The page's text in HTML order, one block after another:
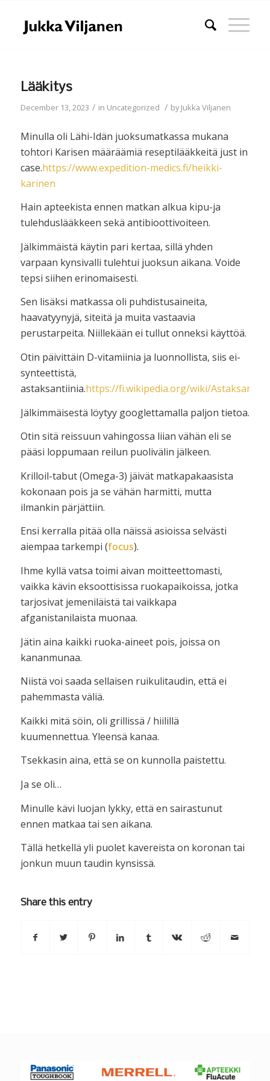
Lääkitys
December 13, 2023 / in Uncategorized / byJukka Viljanen
Minulla oli Lähi-Idän juoksumatkassa mukana
tohtori Karisen määräämiä reseptilääkkeitä just in
case.https://www.expedition-medics.fi/heikki-
karinen
Hain apteekista ennen matkan alkua kipu-ja
tulehduslääkkeen sekä antibioottivoiteen.
Jälkimmäistä käytin pari kertaa, sillä yhden
varpaan kynsivalli tulehtui juoksun aikana. Voide
tepsi siihen erinomaisesti.
Sen lisäksi matkassa oli puhdistusaineita,
haavatyynyjä, siteitä ja muita vastaavia
perustarpeita. Niillekään ei tullut onneksi käyttöä.
Otin päivittäin D-vitamiinia ja luonnollista, siis ei-
synteettistä,
astaksantiinia.https://fi.wikipedia.org/wiki/Astaksantiini
Jälkimmäisestä löytyy googlettamalla paljon tietoa.
Otin sitä reissuun vahingossa liian vähän eli se
pääsi loppumaan reilun puolivälin jälkeen.
Krilloil-tabut (Omega-3) jäivät matkapakaasista
kokonaan pois ja se vähän harmitti, mutta
ilmankin pärjättiin.
Ensi kerralla pitää olla näissä asioissa selvästi
aiempaa tarkempi (focus).
Ihme kyllä vatsa toimi aivan moitteettomasti,
vaikka kävin eksoottisissa ruokapaikoissa, jotka
tarjosivat jemeniläistä tai vaikkapa
afganistanilaista muonaa.
Jätin aina kaikki ruoka-aineet pois, joissa on
kananmunaa.
Niistä voi saada sellaisen ruikulitaudin, että ei
pahemmasta väliä.
Kaikki mitä söin, oli grillissä / hiilillä
kuumennettua. Yleensä kanaa.
Tsekkasin aina, että se on kunnolla paistettu.
Ja se oli…
Minulle kävi luojan lykky, että en sairastunut
ennen matkaa tai sen aikana.
Tällä hetkellä yli puolet kavereista on koronan tai
jonkun muun taudin kynsissä.
Share this entry